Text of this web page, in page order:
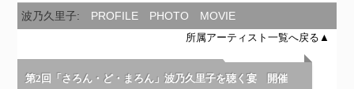
波乃久里子: PROFILE PHOTO MOVIE
所属アーティスト一覧へ戻る▲
第2回「さろん・ど・まろん」波乃久里子を聴く宴 開催